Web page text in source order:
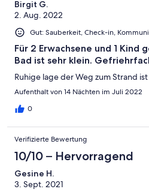
Birgit G.
2. Aug. 2022
Gut: Sauberkeit, Check-in,
Für 2 Erwachsene und 1 Kind
Bad ist sehr klein.
Ruhige lage der Weg zum Strand
Aufenthalt von 14 Nächten im Juli 2022
0
Verifizierte Bewertung
10/10 – Hervorragend
Gesine H.
3. Sept. 2021